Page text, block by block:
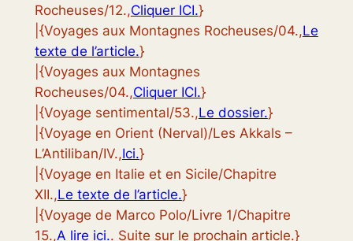
Rocheuses/12.,Cliquer ICI.}
|{Voyages aux Montagnes Rocheuses/04.,Le
texte de l’article.}
|{Voyages aux Montagnes
Rocheuses/04.,Cliquer ICI.}
|{Voyage sentimental/53.,Le dossier.}
|{Voyage en Orient (Nerval)/Les Akkals –
L’Antiliban/IV.,Ici.}
|{Voyage en Italie et en Sicile/Chapitre
XII.,Le texte de l’article.}
|{Voyage de Marco Polo/Livre 1/Chapitre
15.,A lire ici.. Suite sur le prochain article.}